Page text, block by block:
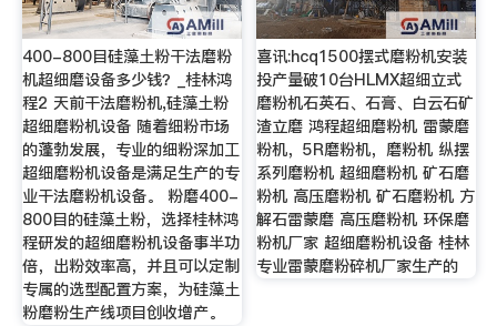
400-800目硅藻土粉干法磨粉
机超细磨设备多少钱？_桂林鸿
程2 天前干法磨粉机,硅藻土粉
超细磨粉机设备 随着细粉市场
的蓬勃发展，专业的细粉深加工
超细磨粉机设备是满足生产的专
业干法磨粉机设备。 粉磨400-
800目的硅藻土粉，选择桂林鸿
程研发的超细磨粉机设备事半功
倍，出粉效率高，并且可以定制
专属的选型配置方案，为硅藻土
粉磨粉生产线项目创收增产。
喜讯:hcq1500摆式磨粉机安装
投产量破10台HLMX超细立式
磨粉机石英石、石膏、白云石矿
渣立磨 鸿程超细磨粉机 雷蒙磨
粉机，5R磨粉机，磨粉机 纵摆
系列磨粉机 超细磨粉机 矿石磨
粉机 高压磨粉机 矿石磨粉机 方
解石雷蒙磨 高压磨粉机 环保磨
粉机厂家 超细磨粉机设备 桂林
专业雷蒙磨粉碎机厂家生产的